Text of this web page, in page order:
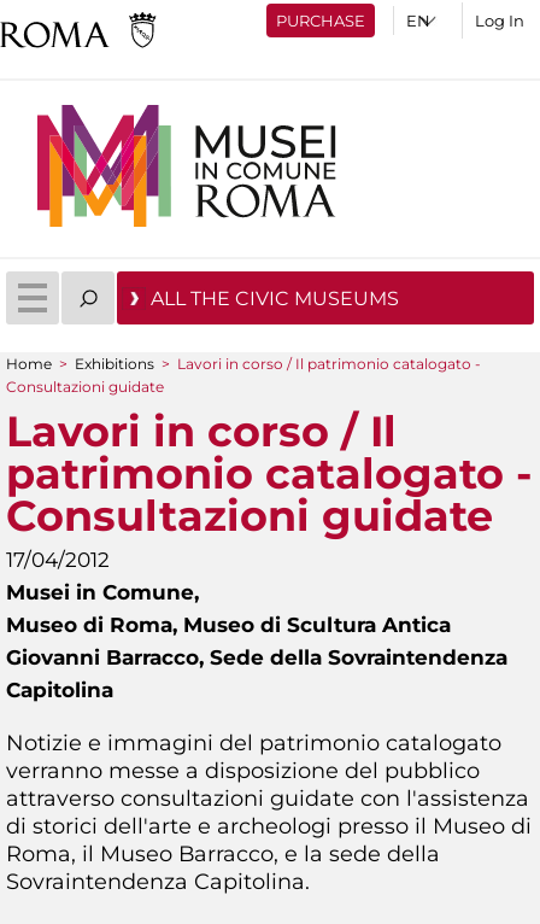
PURCHASE Log In
ALL THE CIVIC MUSEUMS
You are here
Home > Exhibitions > Lavori in corso / Il patrimonio catalogato -
Consultazioni guidate
Lavori in corso / Il
patrimonio catalogato -
Consultazioni guidate
17/04/2012
Musei in Comune,
Museo di Roma, Museo di Scultura Antica
Giovanni Barracco, Sede della Sovraintendenza
Capitolina
Notizie e immagini del patrimonio catalogato
verranno messe a disposizione del pubblico
attraverso consultazioni guidate con l'assistenza
di storici dell'arte e archeologi presso il Museo di
Roma, il Museo Barracco, e la sede della
Sovraintendenza Capitolina.